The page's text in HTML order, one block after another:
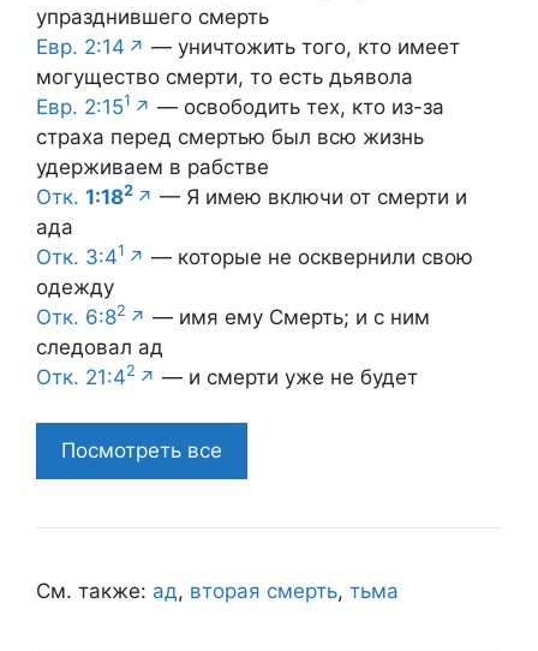
упразднившего смерть
Евр. 2:14
— уничтожить того, кто имеет
могущество смерти, то есть дьявола
Евр. 2:151
— освободить тех, кто из-за
страха перед смертью был всю жизнь
удерживаем в рабстве
Отк. 1:182
— Я имею включи от смерти и
ада
Отк. 3:41
— которые не осквернили свою
одежду
Отк. 6:82
— имя ему Смерть; и с ним
следовал ад
Отк. 21:42 — и смерти уже не будет
Посмотреть все
См. также: ад, вторая смерть, тьма